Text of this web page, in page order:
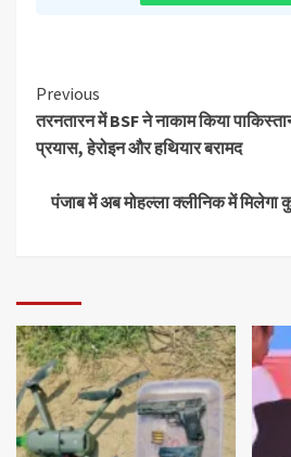
Previous
तरनतारन में BSF ने नाकाम किया
प्रयास, हेरोइन और हथियार बरामद
पंजाब में अब मोहल्ला क्लीनिक में